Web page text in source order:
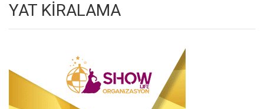
YAT KİRALAMA